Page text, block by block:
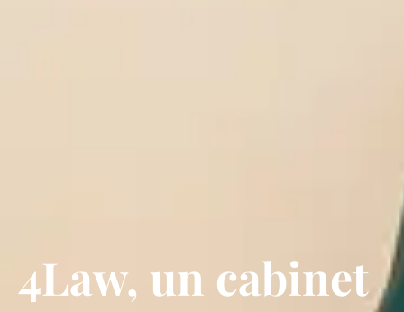
4Law, un cabinet